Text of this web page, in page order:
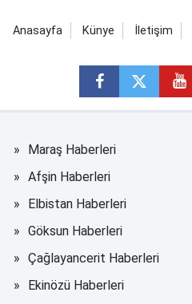
Anasayfa Künye İletişim
Maraş Haberleri
Afşin Haberleri
Elbistan Haberleri
Göksun Haberleri
Çağlayancerit Haberleri
Ekinözü Haberleri